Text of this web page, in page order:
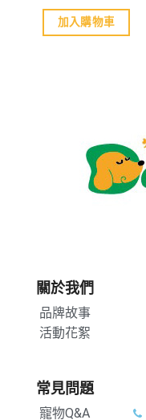
加入購物車
關於我們
品牌故事
活動花絮
常見問題
寵物Q&A